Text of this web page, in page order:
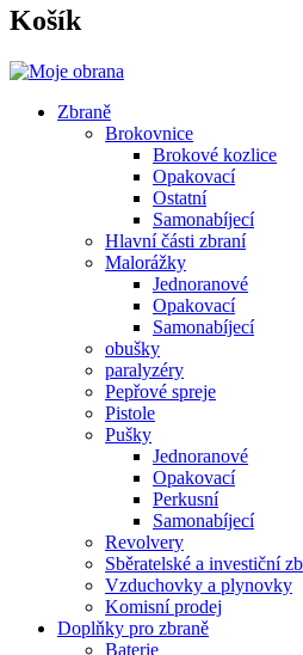
Košík
Zbraně
Brokovnice
Brokové kozlice
Opakovací
Ostatní
Samonabíjecí
Hlavní části zbraní
Malorážky
Jednoranové
Opakovací
Samonabíjecí
obušky
paralyzéry
Pepřové spreje
Pistole
Pušky
Jednoranové
Opakovací
Perkusní
Samonabíjecí
Revolvery
Sběratelské a investiční
Vzduchovky a plynovky
Komisní prodej
Doplňky pro zbraně
Baterie